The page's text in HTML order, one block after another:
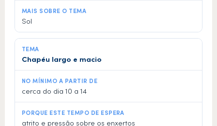
Sol
Chapéu largo e macio
cerca do dia 10 a 14
atrito e pressão sobre os enxertos